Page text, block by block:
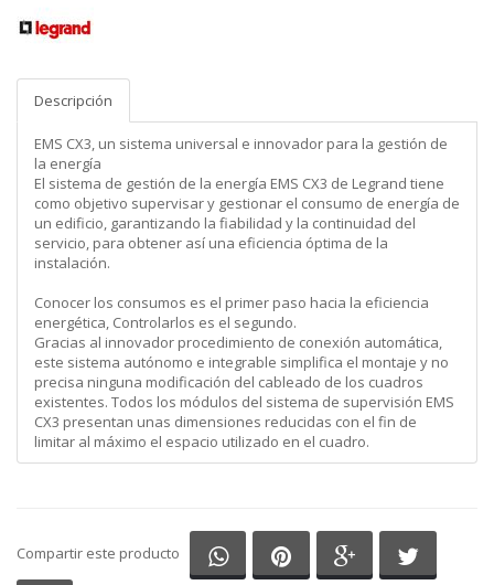
Legrand
Descripción
EMS CX3, un sistema universal e innovador para la gestión de
la energía
El sistema de gestión de la energía EMS CX3 de Legrand tiene
como objetivo supervisar y gestionar el consumo de energía de
un edificio, garantizando la fiabilidad y la continuidad del
servicio, para obtener así una eficiencia óptima de la
instalación.
Conocer los consumos es el primer paso hacia la eficiencia
energética, Controlarlos es el segundo.
Gracias al innovador procedimiento de conexión automática,
este sistema autónomo e integrable simplifica el montaje y no
precisa ninguna modificación del cableado de los cuadros
existentes. Todos los módulos del sistema de supervisión EMS
CX3 presentan unas dimensiones reducidas con el fin de
limitar al máximo el espacio utilizado en el cuadro.
Compartir este producto Compartir en Whatsapp
Compartir en Pinterest
Compartir en